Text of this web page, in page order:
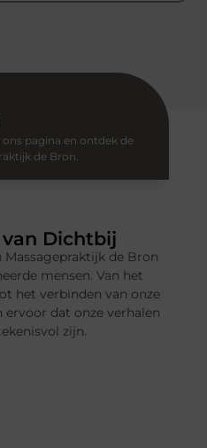
ons pagina en ontdek de
de Bron.
van Dichtbij
de Bron
mensen. Van het
het verbinden van onze
dat onze verhalen
zijn.